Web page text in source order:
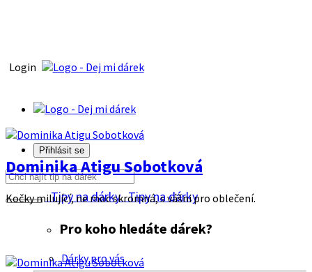
Login
Přihlásit se
Tipy na dárkyTipy na dárky
Pro koho hledáte dárek?
Dárky pro vás
Dominika Atigu Sobotková
Kočky milující, ne moc skromná, s vášni pro oblečení.